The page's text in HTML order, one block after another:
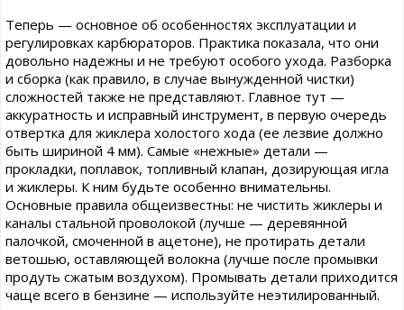
Теперь — основное об особенностях эксплуатации и
регулировках карбюраторов. Практика показала, что они
довольно надежны и не требуют особого ухода. Разборка
и сборка (как правило, в случае вынужденной чистки)
сложностей также не представляют. Главное тут —
аккуратность и исправный инструмент, в первую очередь
отвертка для жиклера холостого хода (ее лезвие должно
быть шириной 4 мм). Самые «нежные» детали —
прокладки, поплавок, топливный клапан, дозирующая игла
и жиклеры. К ним будьте особенно внимательны.
Основные правила общеизвестны: не чистить жиклеры и
каналы стальной проволокой (лучше — деревянной
палочкой, смоченной в ацетоне), не протирать детали
ветошью, оставляющей волокна (лучше после промывки
продуть сжатым воздухом). Промывать детали приходится
чаще всего в бензине — используйте неэтилированный.